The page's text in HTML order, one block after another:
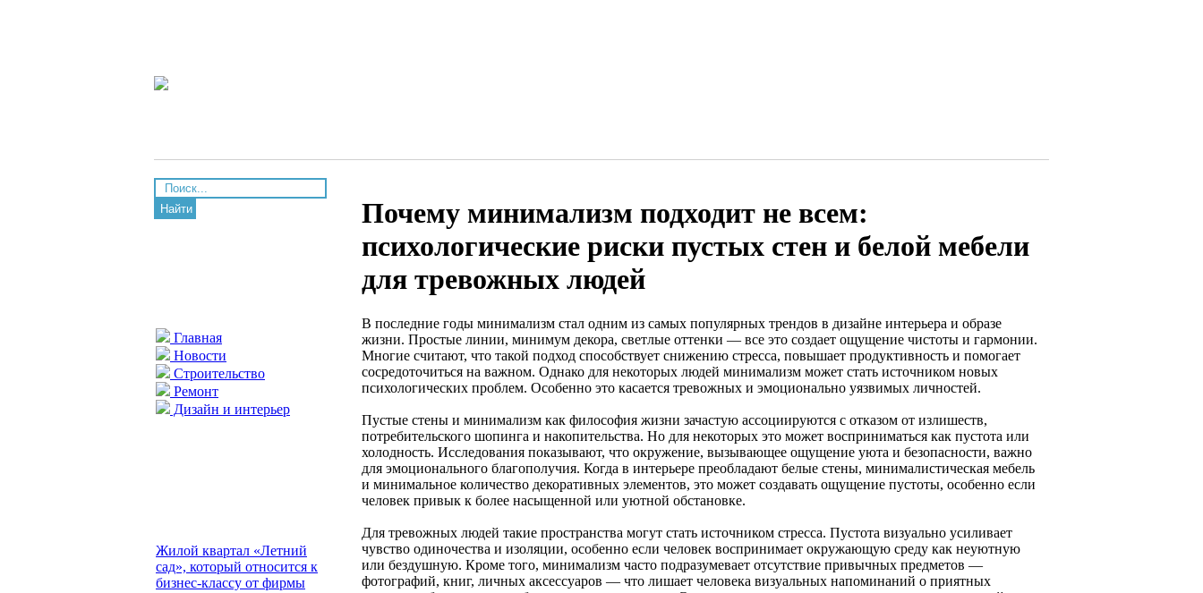
Найти
Главная
Новости
Строительство
Ремонт
Дизайн и интерьер
Жилой квартал «Летний
сад», который относится к
бизнес-классу от фирмы
Почему минимализм подходит не всем:
психологические риски пустых стен и белой мебели
для тревожных людей
В последние годы минимализм стал одним из самых популярных трендов в дизайне интерьера и образе
жизни. Простые линии, минимум декора, светлые оттенки — все это создает ощущение чистоты и гармонии.
Многие считают, что такой подход способствует снижению стресса, повышает продуктивность и помогает
сосредоточиться на важном. Однако для некоторых людей минимализм может стать источником новых
психологических проблем. Особенно это касается тревожных и эмоционально уязвимых личностей.
Пустые стены и минимализм как философия жизни зачастую ассоциируются с отказом от излишеств,
потребительского шопинга и накопительства. Но для некоторых это может восприниматься как пустота или
холодность. Исследования показывают, что окружение, вызывающее ощущение уюта и безопасности, важно
для эмоционального благополучия. Когда в интерьере преобладают белые стены, минималистическая мебель
и минимальное количество декоративных элементов, это может создавать ощущение пустоты, особенно если
человек привык к более насыщенной или уютной обстановке.
Для тревожных людей такие пространства могут стать источником стресса. Пустота визуально усиливает
чувство одиночества и изоляции, особенно если человек воспринимает окружающую среду как неуютную
или бездушную. Кроме того, минимализм часто подразумевает отсутствие привычных предметов —
фотографий, книг, личных аксессуаров — что лишает человека визуальных напоминаний о приятных